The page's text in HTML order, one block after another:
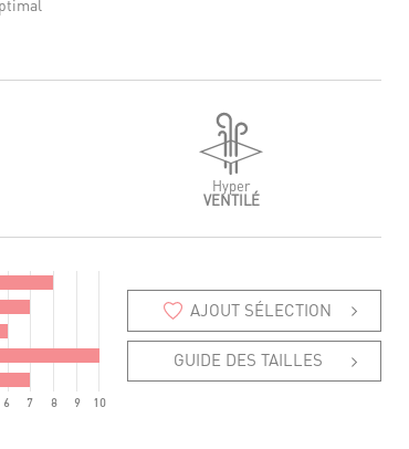
Hyper
VENTILÉ
6 7 8 9 10
AJOUT SÉLECTION
GUIDE DES TAILLES